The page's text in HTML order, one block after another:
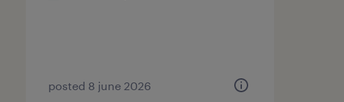
posted 8 june 2026